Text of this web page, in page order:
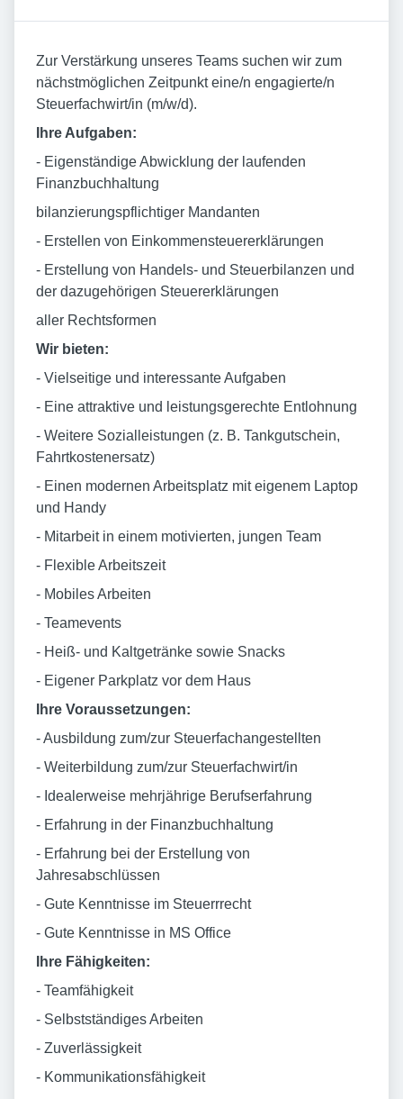
Zur Verstärkung unseres Teams suchen wir zum
nächstmöglichen Zeitpunkt eine/n engagierte/n
Steuerfachwirt/in (m/w/d).
Ihre Aufgaben:
- Eigenständige Abwicklung der laufenden
Finanzbuchhaltung
bilanzierungspflichtiger Mandanten
- Erstellen von Einkommensteuererklärungen
- Erstellung von Handels- und Steuerbilanzen und
der dazugehörigen Steuererklärungen
aller Rechtsformen
Wir bieten:
- Vielseitige und interessante Aufgaben
- Eine attraktive und leistungsgerechte Entlohnung
- Weitere Sozialleistungen (z. B. Tankgutschein,
Fahrtkostenersatz)
- Einen modernen Arbeitsplatz mit eigenem Laptop
und Handy
- Mitarbeit in einem motivierten, jungen Team
- Flexible Arbeitszeit
- Mobiles Arbeiten
- Teamevents
- Heiß- und Kaltgetränke sowie Snacks
- Eigener Parkplatz vor dem Haus
Ihre Voraussetzungen:
- Ausbildung zum/zur Steuerfachangestellten
- Weiterbildung zum/zur Steuerfachwirt/in
- Idealerweise mehrjährige Berufserfahrung
- Erfahrung in der Finanzbuchhaltung
- Erfahrung bei der Erstellung von
Jahresabschlüssen
- Gute Kenntnisse im Steuerrrecht
- Gute Kenntnisse in MS Office
Ihre Fähigkeiten:
- Teamfähigkeit
- Selbstständiges Arbeiten
- Zuverlässigkeit
- Kommunikationsfähigkeit